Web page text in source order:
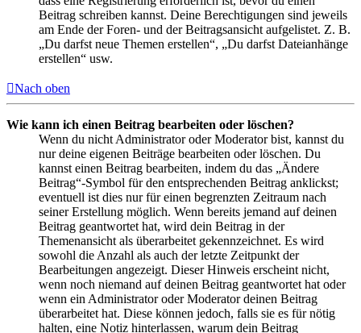
Beitrag schreiben kannst. Deine Berechtigungen sind jeweils
am Ende der Foren- und der Beitragsansicht aufgelistet. Z. B.
„Du darfst neue Themen erstellen“, „Du darfst Dateianhänge
erstellen“ usw.
Nach oben
Wie kann ich einen Beitrag bearbeiten oder löschen?
Wenn du nicht Administrator oder Moderator bist, kannst du
nur deine eigenen Beiträge bearbeiten oder löschen. Du
kannst einen Beitrag bearbeiten, indem du das „Ändere
Beitrag“-Symbol für den entsprechenden Beitrag anklickst;
eventuell ist dies nur für einen begrenzten Zeitraum nach
seiner Erstellung möglich. Wenn bereits jemand auf deinen
Beitrag geantwortet hat, wird dein Beitrag in der
Themenansicht als überarbeitet gekennzeichnet. Es wird
sowohl die Anzahl als auch der letzte Zeitpunkt der
Bearbeitungen angezeigt. Dieser Hinweis erscheint nicht,
wenn noch niemand auf deinen Beitrag geantwortet hat oder
wenn ein Administrator oder Moderator deinen Beitrag
überarbeitet hat. Diese können jedoch, falls sie es für nötig
halten, eine Notiz hinterlassen, warum dein Beitrag